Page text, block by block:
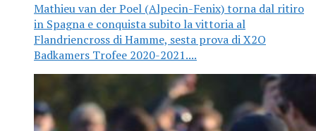
Mathieu van der Poel (Alpecin-Fenix) torna dal ritiro
in Spagna e conquista subito la vittoria al
Flandriencross di Hamme, sesta prova di X2O
Badkamers Trofee 2020-2021....